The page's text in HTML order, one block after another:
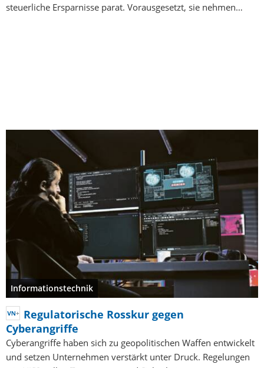
steuerliche Ersparnisse parat. Vorausgesetzt, sie nehmen…
Informationstechnik
Regulatorische Rosskur gegen
Cyberangriffe
Cyberangriffe haben sich zu geopolitischen Waffen entwickelt
und setzen Unternehmen verstärkt unter Druck. Regelungen